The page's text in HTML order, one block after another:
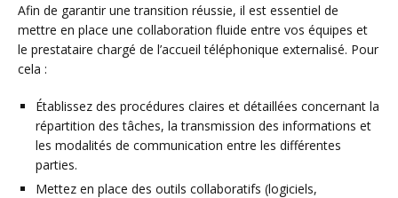
Afin de garantir une transition réussie, il est essentiel de
mettre en place une collaboration fluide entre vos équipes et
le prestataire chargé de l’accueil téléphonique externalisé. Pour
cela :
Établissez des procédures claires et détaillées concernant la
répartition des tâches, la transmission des informations et
les modalités de communication entre les différentes
parties.
Mettez en place des outils collaboratifs (logiciels,